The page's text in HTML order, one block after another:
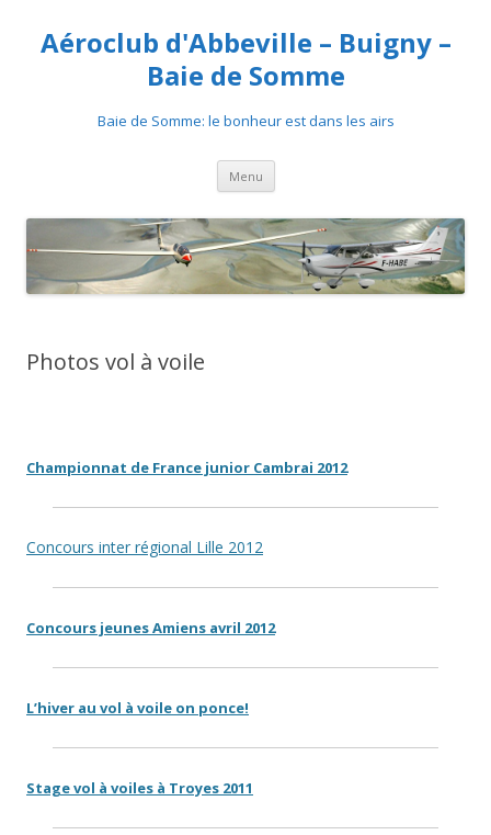
Aéroclub d'Abbeville – Buigny –
Baie de Somme
Baie de Somme: le bonheur est dans les airs
Menu Aller au contenu
Photos vol à voile
Championnat de France junior Cambrai 2012
Concours inter régional Lille 2012
Concours jeunes Amiens avril 2012
L’hiver au vol à voile on ponce!
Stage vol à voiles à Troyes 2011